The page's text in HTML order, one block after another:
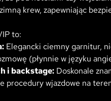
krew, zapewniając
to:
Elegancki ciemny garnitur,
(płynnie w języku
i backstage: Doskonale
procedury wjazdowe na